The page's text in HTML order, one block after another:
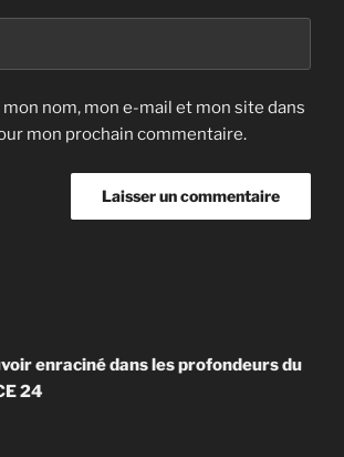
nom, mon e-mail et mon site dans
mon prochain commentaire.
enraciné dans les profondeurs du
24